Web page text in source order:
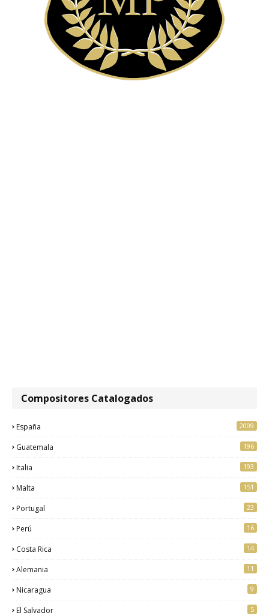
Compositores Catalogados
España 2009
Guatemala 196
Italia 193
Malta 151
Portugal 23
Perú 16
Costa Rica 14
Alemania 11
Nicaragua 9
El Salvador 5